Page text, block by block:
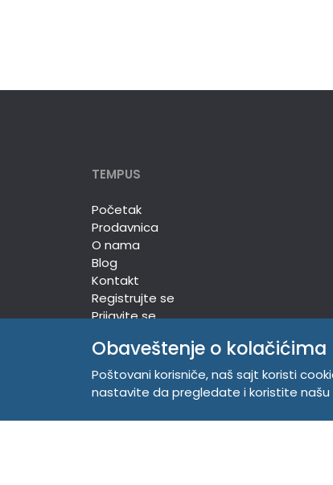
TEMPUS
Početak
Prodavnica
O nama
Blog
Kontakt
Registrujte se
Prijavite se
TEMPUS DOO
Trg Komenskog 2, 21000
Obaveštenje o kolačićima
Poštovani korisniče, naš sajt koristi
nastavite da pregledate i koristite